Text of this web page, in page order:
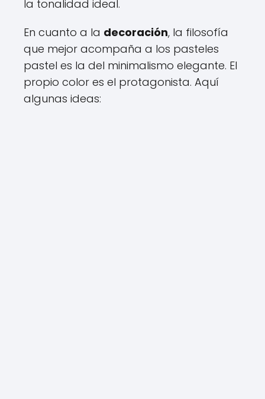
la tonalidad ideal.
En cuanto a la decoración, la filosofía
que mejor acompaña a los pasteles
pastel es la del minimalismo elegante. El
propio color es el protagonista. Aquí
algunas ideas: